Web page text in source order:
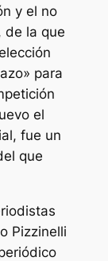
y el no
de la que
para
el
fue un
que
Pizzinelli